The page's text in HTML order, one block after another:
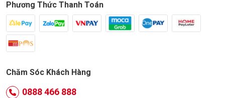
Phương Thức Thanh Toán
Chăm Sóc Khách Hàng
0888 466 888